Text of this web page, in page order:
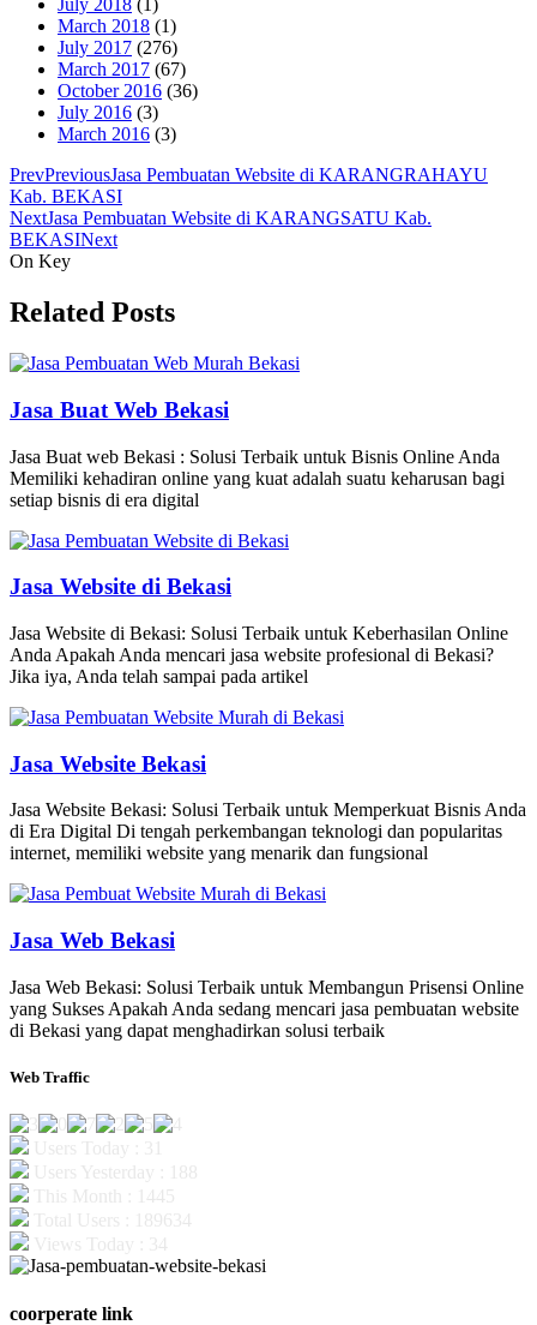
July 2018 (1)
March 2018 (1)
July 2017 (276)
March 2017 (67)
October 2016 (36)
July 2016 (3)
March 2016 (3)
PrevPreviousJasa Pembuatan Website di KARANGRAHAYU
Kab. BEKASI
NextJasa Pembuatan Website di KARANGSATU Kab.
BEKASINext
On Key
Related Posts
Jasa Buat Web Bekasi
Jasa Buat web Bekasi : Solusi Terbaik untuk Bisnis Online Anda
Memiliki kehadiran online yang kuat adalah suatu keharusan bagi
setiap bisnis di era digital
Jasa Website di Bekasi
Jasa Website di Bekasi: Solusi Terbaik untuk Keberhasilan Online
Anda Apakah Anda mencari jasa website profesional di Bekasi?
Jika iya, Anda telah sampai pada artikel
Jasa Website Bekasi
Jasa Website Bekasi: Solusi Terbaik untuk Memperkuat Bisnis Anda
di Era Digital Di tengah perkembangan teknologi dan popularitas
internet, memiliki website yang menarik dan fungsional
Jasa Web Bekasi
Jasa Web Bekasi: Solusi Terbaik untuk Membangun Prisensi Online
yang Sukses Apakah Anda sedang mencari jasa pembuatan website
di Bekasi yang dapat menghadirkan solusi terbaik
Web Traffic
coorperate link